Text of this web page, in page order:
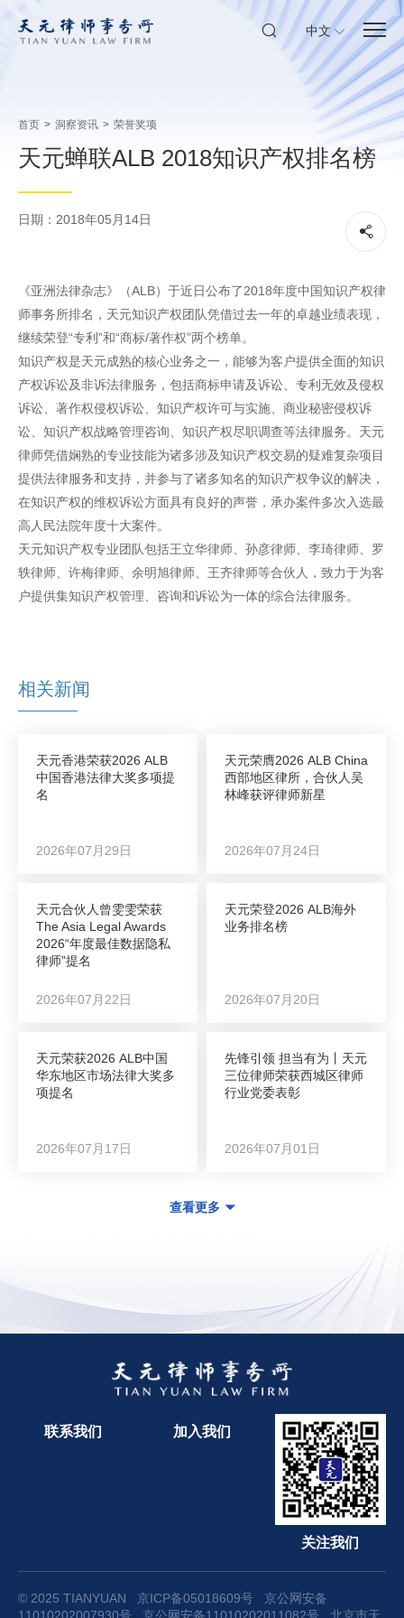
中文
首页 > 洞察资讯 > 荣誉奖项
天元蝉联ALB 2018知识产权排名榜
日期：2018年05月14日
《亚洲法律杂志》（ALB）于近日公布了2018年度中国知识产权律
师事务所排名，天元知识产权团队凭借过去一年的卓越业绩表现，
继续荣登“专利”和“商标/著作权”两个榜单。
知识产权是天元成熟的核心业务之一，能够为客户提供全面的知识
产权诉讼及非诉法律服务，包括商标申请及诉讼、专利无效及侵权
诉讼、著作权侵权诉讼、知识产权许可与实施、商业秘密侵权诉
讼、知识产权战略管理咨询、知识产权尽职调查等法律服务。天元
律师凭借娴熟的专业技能为诸多涉及知识产权交易的疑难复杂项目
提供法律服务和支持，并参与了诸多知名的知识产权争议的解决，
在知识产权的维权诉讼方面具有良好的声誉，承办案件多次入选最
高人民法院年度十大案件。
天元知识产权专业团队包括王立华律师、孙彦律师、李琦律师、罗
轶律师、许梅律师、余明旭律师、王齐律师等合伙人，致力于为客
户提供集知识产权管理、咨询和诉讼为一体的综合法律服务。
相关新闻
天元香港荣获2026 ALB
中国香港法律大奖多项提
名
2026年07月29日
天元荣膺2026 ALB China
西部地区律所，合伙人吴
林峰获评律师新星
2026年07月24日
天元合伙人曾雯雯荣获
The Asia Legal Awards
2026“年度最佳数据隐私
律师”提名
2026年07月22日
天元荣登2026 ALB海外
业务排名榜
2026年07月20日
天元荣获2026 ALB中国
华东地区市场法律大奖多
项提名
2026年07月17日
先锋引领 担当有为丨天元
三位律师荣获西城区律师
行业党委表彰
2026年07月01日
查看更多
联系我们 加入我们
关注我们
© 2025 TIANYUAN 京ICP备05018609号
京公网安备
11010202007930号
京公网安备11010202011082号 北京市天